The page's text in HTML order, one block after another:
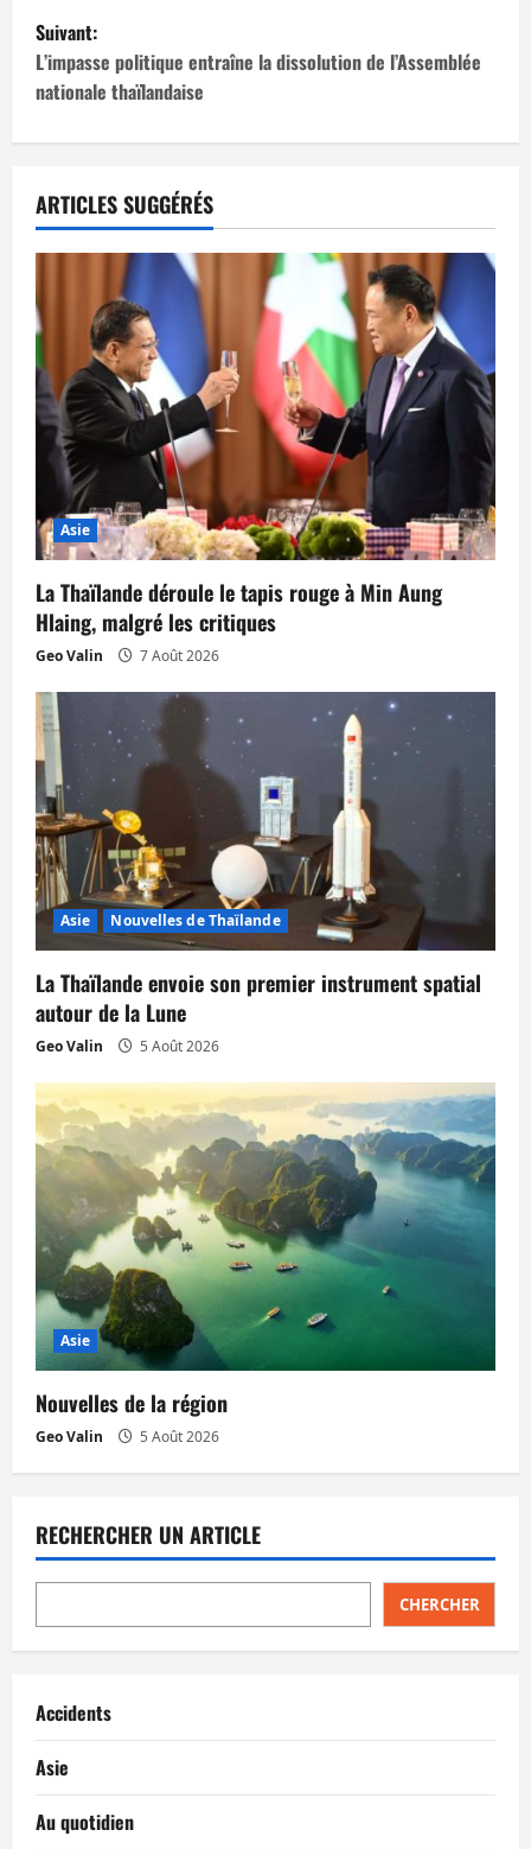
v
i
g
a
t
i
o
n
a
r
t
i
c
l
e
Suivant:
L’impasse politique entraîne la dissolution de l’Assemblée
nationale thaïlandaise
ARTICLES SUGGÉRÉS
Asie
La Thaïlande déroule le tapis rouge à Min Aung
Hlaing, malgré les critiques
Geo Valin 7 Août 2026
Asie Nouvelles de Thaïlande
La Thaïlande envoie son premier instrument spatial
autour de la Lune
Geo Valin 5 Août 2026
Asie
Nouvelles de la région
Geo Valin 5 Août 2026
RECHERCHER UN ARTICLE
CHERCHER
Accidents
Asie
Au quotidien